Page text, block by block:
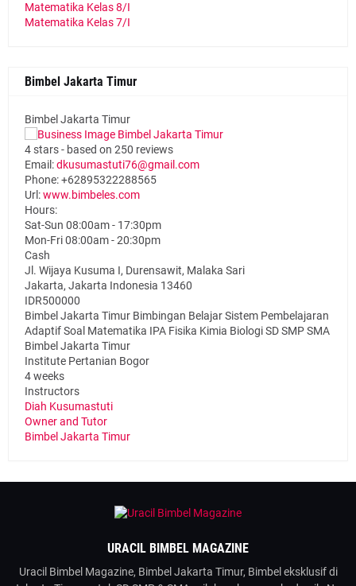
Matematika Kelas 8/I
Matematika Kelas 7/I
Bimbel Jakarta Timur
Bimbel Jakarta Timur
4 stars - based on 250 reviews
Email:dkusumastuti76@gmail.com
Phone:+62895322288565
Url:www.bimbeles.com
Hours:
Sat-Sun 08:00am - 17:30pm
Mon-Fri 08:00am - 20:30pm
Cash
Jl. Wijaya Kusuma I, Durensawit, Malaka Sari
Jakarta, Jakarta Indonesia 13460
IDR500000
Bimbel Jakarta Timur Bimbingan Belajar Sistem Pembelajaran
Adaptif Soal Matematika IPA Fisika Kimia Biologi SD SMP SMA
Bimbel Jakarta Timur
Institute Pertanian Bogor
4 weeks
Instructors
Diah Kusumastuti
Owner and Tutor
Bimbel Jakarta Timur
URACIL BIMBEL MAGAZINE
Uracil Bimbel Magazine, Bimbel Jakarta Timur, Bimbel eksklusif di